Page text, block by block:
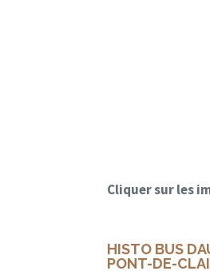
Cliquer sur les
HISTO BUS
PONT-DE-